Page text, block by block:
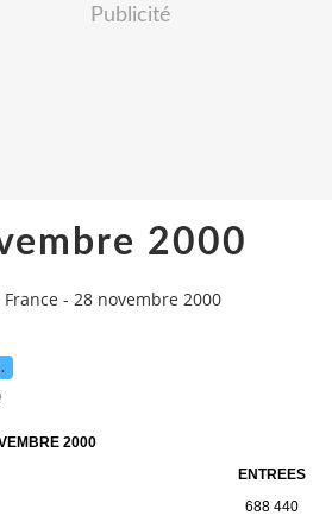
Publicité
2000
France - 28 novembre 2000
2000
ENTREES
688 440